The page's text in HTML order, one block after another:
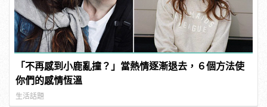
「不再感到小鹿亂撞？」當熱情逐漸退去，６個方法使
你們的感情恆溫
生活話題